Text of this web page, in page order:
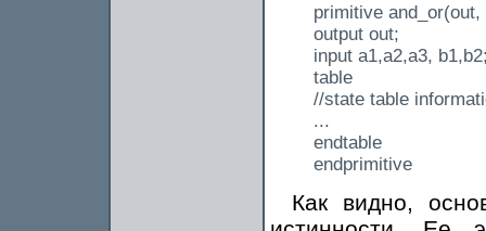
primitive
output out;
input a1,a2,a3,
table
//state table
...
endtable
endprimitive
Как видно,